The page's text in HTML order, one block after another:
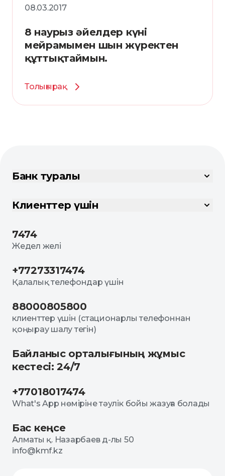
08.03.2017
8 наурыз әйелдер күні
мейрамымен шын жүректен
құттықтаймын.
Толығырақ
Банк туралы
Клиенттер үшін
7474
Жедел желі
+77273317474
Қалалық телефондар үшін
88000805800
клиенттер үшін (стационарлы телефоннан
қоңырау шалу тегін)
Байланыс орталығының жұмыс
кестесі: 24/7
+77018017474
What's App нөміріне тәулік бойы жазуға болады
Бас кеңсе
Алматы қ. Назарбаев д-лы 50
info@kmf.kz